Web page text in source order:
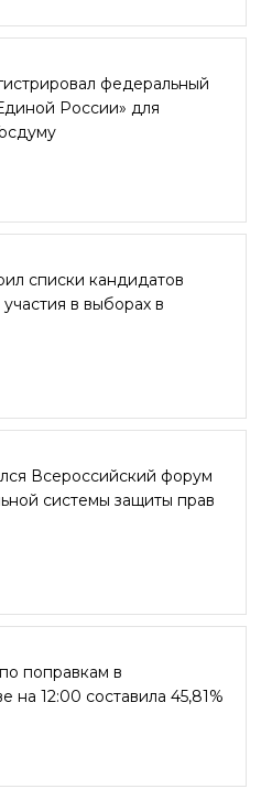
федеральный
России» для
списки кандидатов
в выборах в
Всероссийский форум
системы защиты прав
поправкам в
на 12:00 составила 45,81%